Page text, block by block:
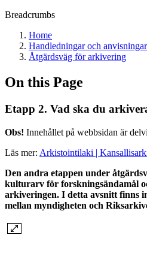
Breadcrumbs
Home
Handledningar och
Åtgärdsväg för arkivering
On this Page
Etapp 2. Vad ska du
Obs! Innehållet på webbsidan är
Läs mer: Arkistointilaki |
Den andra etappen under
kulturarv för forskningsändamål
arkiveringen. I detta avsnitt finns
mellan myndigheten och